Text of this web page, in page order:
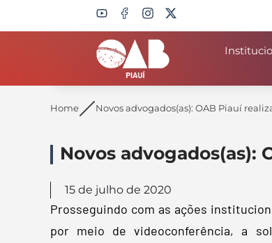
Search
Home Novos advogados(as): OAB Piauí
Novos advogados(as):
15 de julho de 2020
Prosseguindo com as ações
por meio de videoconferência, a